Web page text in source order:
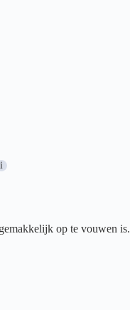
i
op te vouwen is.